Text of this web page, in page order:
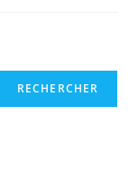
RECHERCHER